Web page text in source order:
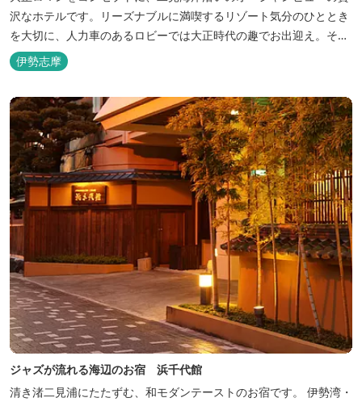
沢なホテルです。リーズナブルに満喫するリゾート気分のひととき
を大切に、人力車のあるロビーでは大正時代の趣でお出迎え。そし
て、抜群の眺めが自慢の露天風呂｢七福の湯｣は、趣向を凝らした七
つのお風呂のうち、五つをご宿泊者様無料の貸切風呂としてご利用
が可能です。
伊勢志摩
ジャズが流れる海辺のお宿 浜千代館
清き渚二見浦にたたずむ、和モダンテーストのお宿です。 伊勢湾・